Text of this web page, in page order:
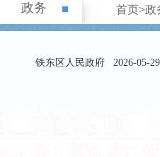
政务 首页>政
铁东区人民政府 2026-05-